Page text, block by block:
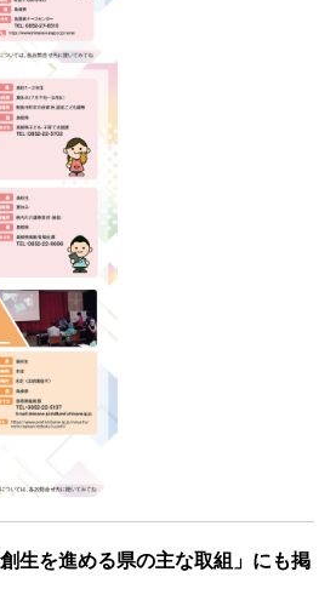
生を進める県の主な取組」にも掲